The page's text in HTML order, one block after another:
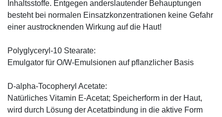
Inhaltsstoffe. Entgegen anderslautender Behauptungen
besteht bei normalen Einsatzkonzentrationen keine Gefahr
einer austrocknenden Wirkung auf die Haut!
Polyglyceryl-10 Stearate:
Emulgator für O/W-Emulsionen auf pflanzlicher Basis
D-alpha-Tocopheryl Acetate:
Natürliches Vitamin E-Acetat; Speicherform in der Haut,
wird durch Lösung der Acetatbindung in die aktive Form